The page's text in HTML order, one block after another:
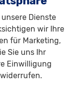
(ASR),
14 Zoll
Stahlfelge
Dienste
wir Ihre
für Marketing,
Sie uns Ihr
Einwilligung